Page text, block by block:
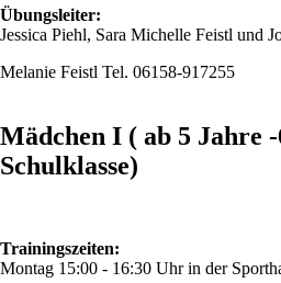
Übungsleiter:
Jessica Piehl, Sara Michelle Feistl und
Melanie Feistl Tel. 06158-917255
Mädchen I ( ab 5 Jahre
Schulklasse)
Trainingszeiten:
Montag 15:00 - 16:30 Uhr in der